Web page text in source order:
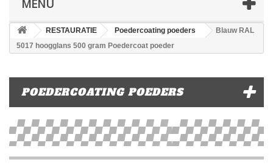
MENU
RESTAURATIE Poedercoating poeders
Blauw RAL
5017 hoogglans 500 gram Poedercoat poeder
POEDERCOATING POEDERS